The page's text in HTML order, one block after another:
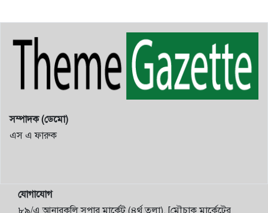
সম্পাদক (ডেমো)
এস এ ফারুক
যোগাযোগ
৮৯/এ আনারকলি সুপার মার্কেট (৪র্থ তলা), [মৌচাক মার্কেটের